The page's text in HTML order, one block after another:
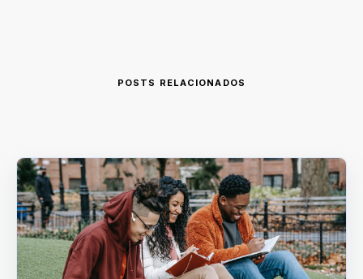
POSTS RELACIONADOS